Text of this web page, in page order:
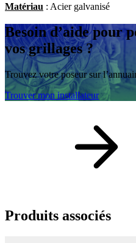
Matériau : Acier galvanisé
Besoin d’aidepour
vos grillages ?
Trouvez votre poseur sur
Trouver mon installateur
Produits associés